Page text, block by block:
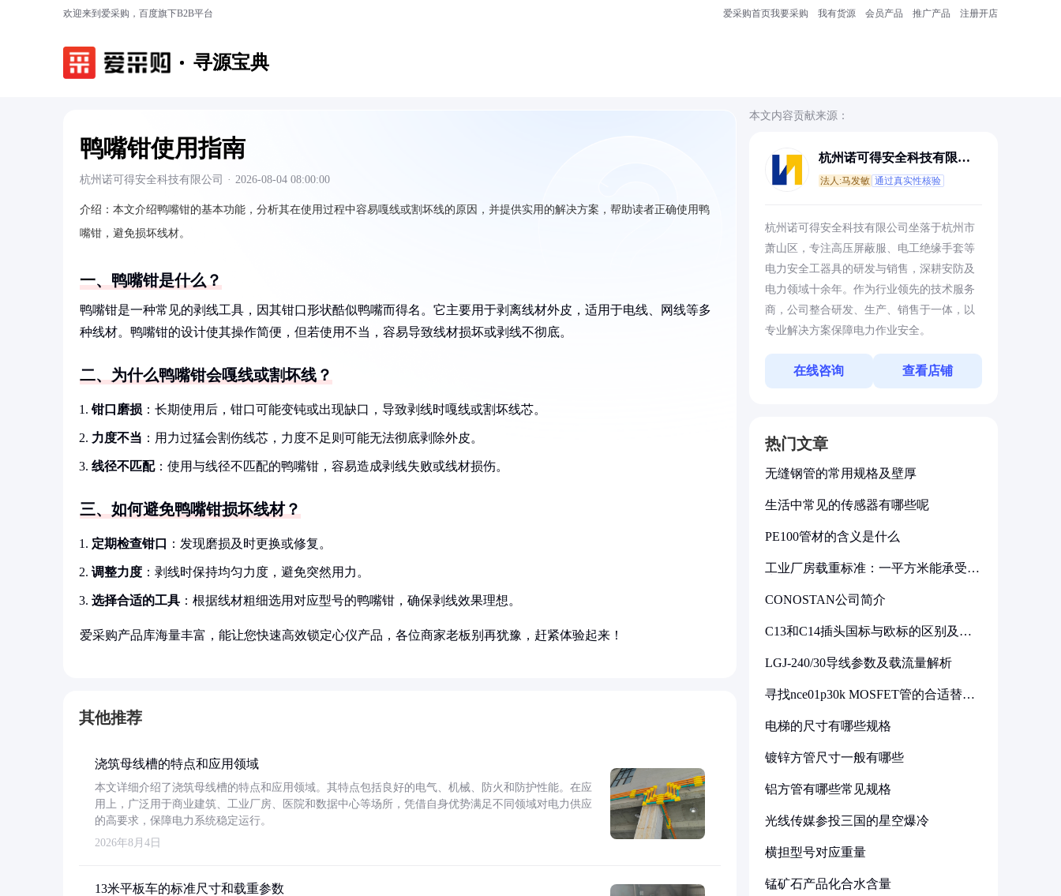
欢迎来到爱采购，百度旗下B2B平台 爱采购首页我要采购 我有货源 会员产品 推广产品 注册开店
寻源宝典
鸭嘴钳使用指南
杭州诺可得安全科技有限公司 · 2026-08-04 08:00:00
介绍： 本文介绍鸭嘴钳的基本功能，分析其在使用过程中容易嘎线或割坏线的原因，并提供实用的解决方案，帮助读者正确使用鸭
嘴钳，避免损坏线材。
一、鸭嘴钳是什么？
鸭嘴钳是一种常见的剥线工具，因其钳口形状酷似鸭嘴而得名。它主要用于剥离线材外皮，适用于电线、网线等多
种线材。鸭嘴钳的设计使其操作简便，但若使用不当，容易导致线材损坏或剥线不彻底。
二、为什么鸭嘴钳会嘎线或割坏线？
钳口磨损 ：长期使用后，钳口可能变钝或出现缺口，导致剥线时嘎线或割坏线芯。
力度不当 ：用力过猛会割伤线芯，力度不足则可能无法彻底剥除外皮。
线径不匹配：使用与线径不匹配的鸭嘴钳，容易造成剥线失败或线材损伤。
三、如何避免鸭嘴钳损坏线材？
定期检查钳口 ：发现磨损及时更换或修复。
调整力度 ：剥线时保持均匀力度，避免突然用力。
选择合适的工具 ：根据线材粗细选用对应型号的鸭嘴钳，确保剥线效果理想。
爱采购产品库海量丰富，能让您快速高效锁定心仪产品，各位商家老板别再犹豫，赶紧体验起来！
其他推荐
浇筑母线槽的特点和应用领域
本文详细介绍了浇筑母线槽的特点和应用领域。其特点包括良好的电气、机械、防火和防护性能。在应
用上，广泛用于商业建筑、工业厂房、医院和数据中心等场所，凭借自身优势满足不同领域对电力供应
的高要求，保障电力系统稳定运行。
2026年8月4日
13米平板车的标准尺寸和载重参数
本文内容贡献来源：
杭州诺可得安全科技有限公
法人:马发敏 通过真实性核验
杭州诺可得安全科技有限公司坐落于杭州市
萧山区，专注高压屏蔽服、电工绝缘手套等
电力安全工器具的研发与销售，深耕安防及
电力领域十余年。作为行业领先的技术服务
商，公司整合研发、生产、销售于一体，以
专业解决方案保障电力作业安全。
在线咨询 查看店铺
热门文章
无缝钢管的常用规格及壁厚
生活中常见的传感器有哪些呢
PE100管材的含义是什么
工业厂房载重标准：一平方米能承受多
CONOSTAN公司简介
C13和C14插头国标与欧标的区别及其
LGJ-240/30导线参数及载流量解析
寻找nce01p30k MOSFET管的合适替代
电梯的尺寸有哪些规格
镀锌方管尺寸一般有哪些
铝方管有哪些常见规格
光线传媒参投三国的星空爆冷
横担型号对应重量
锰矿石产品化合水含量